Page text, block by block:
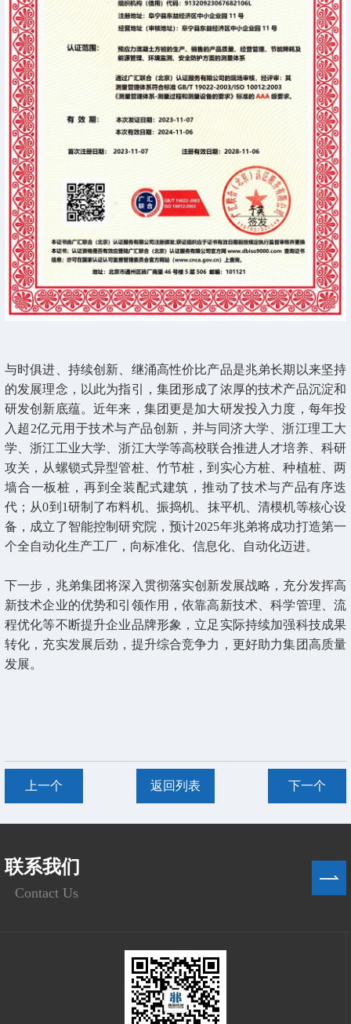
与时俱进、持续创新、继涌高性价比产品是兆弟长期以来坚持
的发展理念，以此为指引，集团形成了浓厚的技术产品沉淀和
研发创新底蕴。近年来，集团更是加大研发投入力度，每年投
入超2亿元用于技术与产品创新，并与同济大学、浙江理工大
学、浙江工业大学、浙江大学等高校联合推进人才培养、科研
攻关，从螺锁式异型管桩、竹节桩，到实心方桩、种植桩、两
墙合一板桩，再到全装配式建筑，推动了技术与产品有序迭
代；从0到1研制了布料机、振捣机、抹平机、清模机等核心设
备，成立了智能控制研究院，预计2025年兆弟将成功打造第一
个全自动化生产工厂，向标准化、信息化、自动化迈进。
下一步，兆弟集团将深入贯彻落实创新发展战略，充分发挥高
新技术企业的优势和引领作用，依靠高新技术、科学管理、流
程优化等不断提升企业品牌形象，立足实际持续加强科技成果
转化，充实发展后劲，提升综合竞争力，更好助力集团高质量
发展。
上一个 返回列表 下一个
联系我们
Contact Us